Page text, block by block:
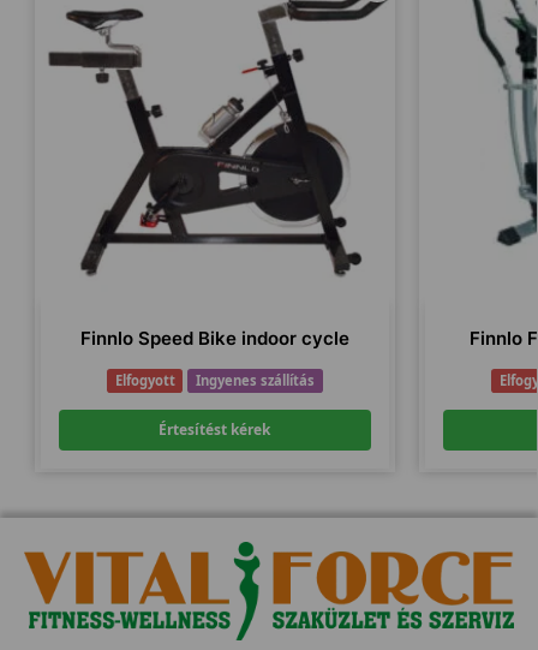
Finnlo Speed Bike indoor cycle
Elfogyott Ingyenes szállítás
Értesítést kérek
Finnlo